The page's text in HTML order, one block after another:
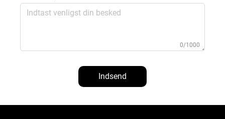
0/1000
Indsend